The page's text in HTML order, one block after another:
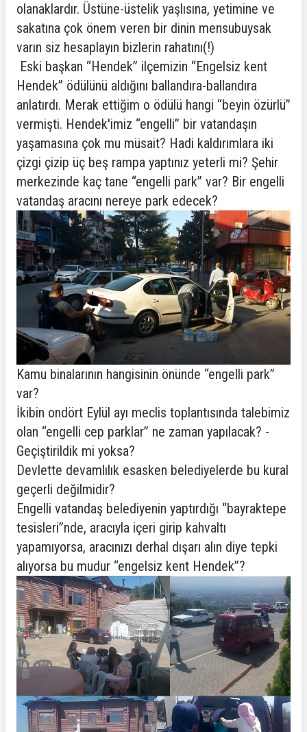
olanaklardır. Üstüne-üstelik yaşlısına, yetimine ve
sakatına çok önem veren bir dinin mensubuysak
varın siz hesaplayın bizlerin rahatını(!)
Eski başkan “Hendek” ilçemizin “Engelsiz kent
Hendek” ödülünü aldığını ballandıra-ballandıra
anlatırdı. Merak ettiğim o ödülü hangi “beyin özürlü”
vermişti. Hendek'imiz “engelli” bir vatandaşın
yaşamasına çok mu müsait? Hadi kaldırımlara iki
çizgi çizip üç beş rampa yaptınız yeterli mi? Şehir
merkezinde kaç tane “engelli park” var? Bir engelli
vatandaş aracını nereye park edecek?
Kamu binalarının hangisinin önünde “engelli park”
var?
İkibin ondört Eylül ayı meclis toplantısında talebimiz
olan “engelli cep parklar” ne zaman yapılacak? -
Geçiştirildik mi yoksa?
Devlette devamlılık esasken belediyelerde bu kural
geçerli değilmidir?
Engelli vatandaş belediyenin yaptırdığı “bayraktepe
tesisleri”nde, aracıyla içeri girip kahvaltı
yapamıyorsa, aracınızı derhal dışarı alın diye tepki
alıyorsa bu mudur “engelsiz kent Hendek”?